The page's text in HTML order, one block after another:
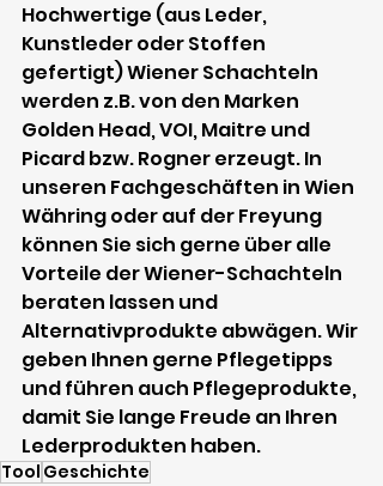
Hochwertige (aus Leder,
Kunstleder oder Stoffen
gefertigt) Wiener Schachteln
werden z.B. von den Marken
Golden Head, VOI, Maitre und
Picard bzw. Rogner erzeugt. In
unseren Fachgeschäften in Wien
Währing oder auf der Freyung
können Sie sich gerne über alle
Vorteile der Wiener-Schachteln
beraten lassen und
Alternativprodukte abwägen. Wir
geben Ihnen gerne Pflegetipps
und führen auch Pflegeprodukte,
damit Sie lange Freude an Ihren
Lederprodukten haben.
Tool Geschichte